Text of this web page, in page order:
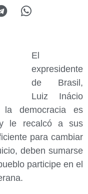
El
expresidente
de Brasil,
Luiz Inácio
democracia es
le recalcó a sus
para cambiar
deben sumarse
participe en el